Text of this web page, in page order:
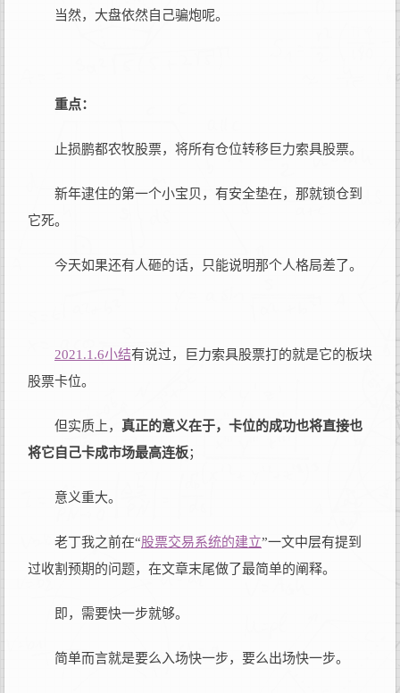
当然，大盘依然自己骗炮呢。
重点：
止损鹏都农牧股票，将所有仓位转移巨力索具股票。
新年逮住的第一个小宝贝，有安全垫在，那就锁仓到
它死。
今天如果还有人砸的话，只能说明那个人格局差了。
2021.1.6小结有说过，巨力索具股票打的就是它的板块
股票卡位。
但实质上， 真正的意义在于，卡位的成功也将直接也
将它自己卡成市场最高连板；
意义重大。
老丁我之前在“股票交易系统的建立”一文中层有提到
过收割预期的问题，在文章末尾做了最简单的阐释。
即，需要快一步就够。
简单而言就是要么入场快一步，要么出场快一步。